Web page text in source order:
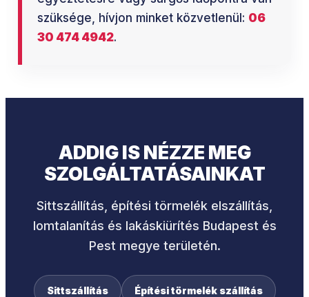
szüksége, hívjon minket közvetlenül: 06
30 474 4942.
ADDIG IS NÉZZE MEG
SZOLGÁLTATÁSAINKAT
Sittszállítás, építési törmelék elszállítás,
lomtalanítás és lakáskiürítés Budapest és
Pest megye területén.
Sittszállítás Építési törmelék szállítás